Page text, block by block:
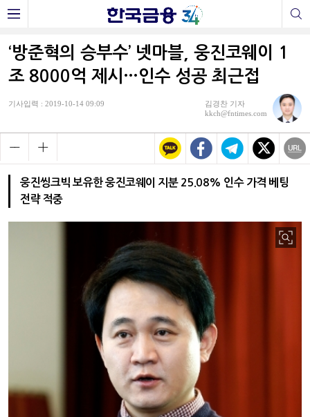
‘방준혁의 승부수’ 넷마블, 웅진코웨이 1
조 8000억 제시…인수 성공 최근접
기사입력 : 2019-10-14 09:09
김경찬 기자
kkch@fntimes.com
웅진씽크빅 보유한 웅진코웨이 지분 25.08% 인수 가격 베팅
전략 적중